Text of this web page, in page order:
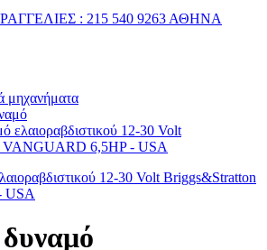
: 215 540 9263 ΑΘΗΝΑ
μηχανήματα
ελαιοραβδιστικού 12-30 Volt
VANGUARD 6,5HP - USA